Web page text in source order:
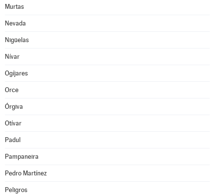
Murtas
Nevada
Nigüelas
Nívar
Ogíjares
Orce
Órgiva
Otívar
Padul
Pampaneira
Pedro Martínez
Peligros